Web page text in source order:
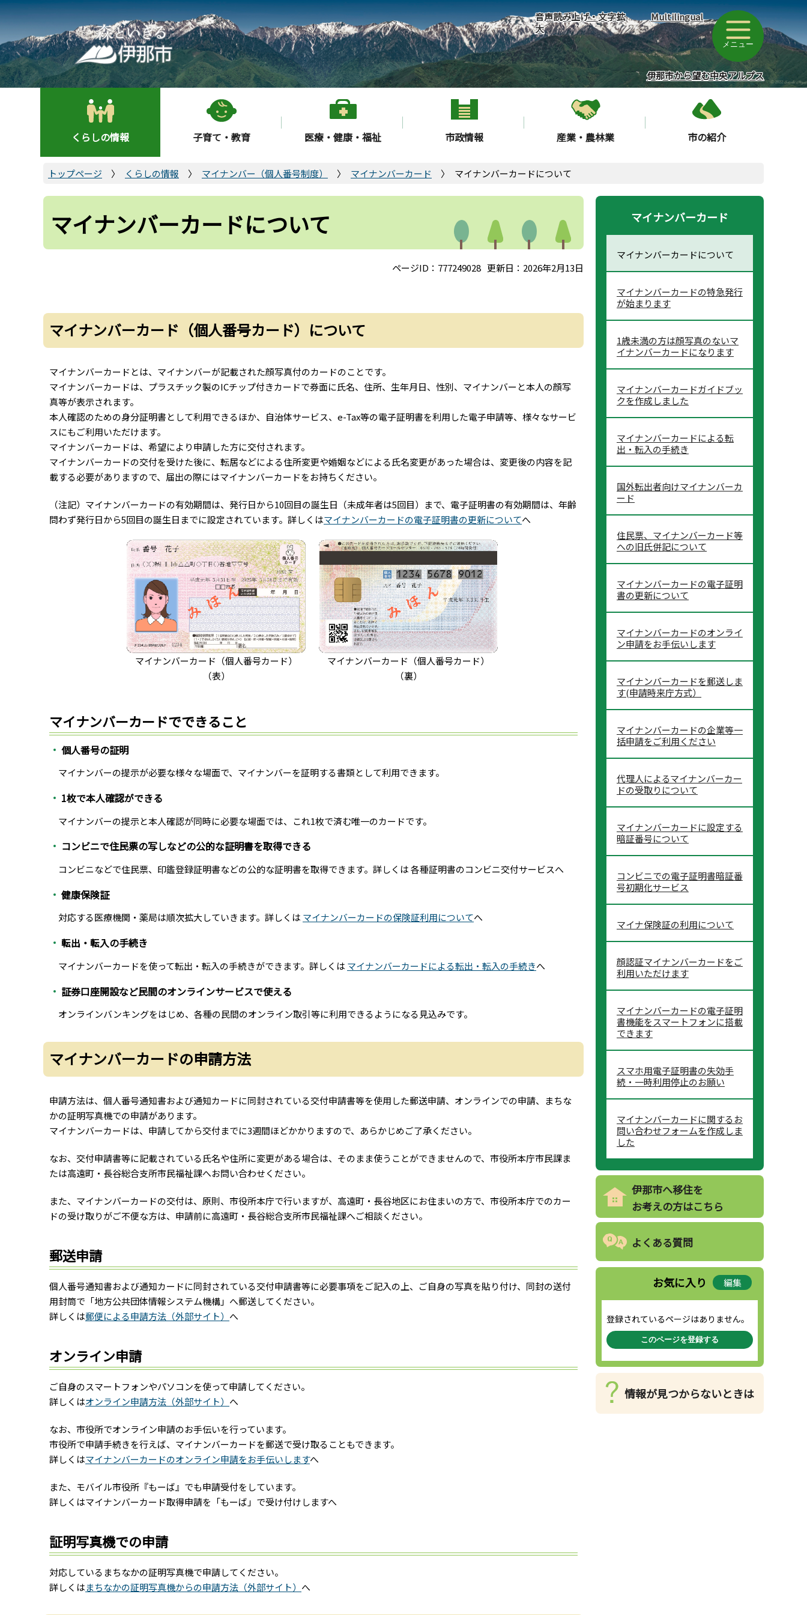
こ
の
ペ
ー
ジ
の
音声読み上げ・文字拡
大
Multilingual
メニュー
伊那市から望む中央アルプス
くらしの情報 子育て・教育 医療・健康・福祉 市政情報 産業・農林業 市の紹介
トップページ くらしの情報 マイナンバー（個人番号制度） マイナンバーカード マイナンバーカードについて
マイナンバーカードについて
ページID：777249028 更新日：2026年2月13日
マイナンバーカード（個人番号カード）について
マイナンバーカードとは、マイナンバーが記載された顔写真付のカードのことです。
マイナンバーカードは、プラスチック製のICチップ付きカードで券面に氏名、住所、生年月日、性別、マイナンバーと本人の顔写
真等が表示されます。
本人確認のための身分証明書として利用できるほか、自治体サービス、e-Tax等の電子証明書を利用した電子申請等、様々なサービ
スにもご利用いただけます。
マイナンバーカードは、希望により申請した方に交付されます。
マイナンバーカードの交付を受けた後に、転居などによる住所変更や婚姻などによる氏名変更があった場合は、変更後の内容を記
載する必要がありますので、届出の際にはマイナンバーカードをお持ちください。
（注記）マイナンバーカードの有効期間は、発行日から10回目の誕生日（未成年者は5回目）まで、電子証明書の有効期間は、年齢
問わず発行日から5回目の誕生日までに設定されています。詳しくはマイナンバーカードの電子証明書の更新についてへ
マイナンバーカード（個人番号カード）
（表）
マイナンバーカード（個人番号カード）
（裏）
マイナンバーカードでできること
個人番号の証明
マイナンバーの提示が必要な様々な場面で、マイナンバーを証明する書類として利用できます。
1枚で本人確認ができる
マイナンバーの提示と本人確認が同時に必要な場面では、これ1枚で済む唯一のカードです。
コンビニで住民票の写しなどの公的な証明書を取得できる
コンビニなどで住民票、印鑑登録証明書などの公的な証明書を取得できます。詳しくは 各種証明書のコンビニ交付サービスへ
健康保険証
対応する医療機関・薬局は順次拡大していきます。詳しくは マイナンバーカードの保険証利用についてへ
転出・転入の手続き
マイナンバーカードを使って転出・転入の手続きができます。詳しくは マイナンバーカードによる転出・転入の手続きへ
証券口座開設など民間のオンラインサービスで使える
オンラインバンキングをはじめ、各種の民間のオンライン取引等に利用できるようになる見込みです。
マイナンバーカードの申請方法
申請方法は、個人番号通知書および通知カードに同封されている交付申請書等を使用した郵送申請、オンラインでの申請、まちな
かの証明写真機での申請があります。
マイナンバーカードは、申請してから交付までに3週間ほどかかりますので、あらかじめご了承ください。
なお、交付申請書等に記載されている氏名や住所に変更がある場合は、そのまま使うことができませんので、市役所本庁市民課ま
たは高遠町・長谷総合支所市民福祉課へお問い合わせください。
また、マイナンバーカードの交付は、原則、市役所本庁で行いますが、高遠町・長谷地区にお住まいの方で、市役所本庁でのカー
ドの受け取りがご不便な方は、申請前に高遠町・長谷総合支所市民福祉課へご相談ください。
郵送申請
個人番号通知書および通知カードに同封されている交付申請書等に必要事項をご記入の上、ご自身の写真を貼り付け、同封の送付
用封筒で「地方公共団体情報システム機構」へ郵送してください。
詳しくは郵便による申請方法（外部サイト） へ
オンライン申請
ご自身のスマートフォンやパソコンを使って申請してください。
詳しくはオンライン申請方法（外部サイト） へ
なお、市役所でオンライン申請のお手伝いを行っています。
市役所で申請手続きを行えば、マイナンバーカードを郵送で受け取ることもできます。
詳しくはマイナンバーカードのオンライン申請をお手伝いしますへ
また、モバイル市役所『もーば』でも申請受付をしています。
詳しくはマイナンバーカード取得申請を「もーば」で受け付けしますへ
証明写真機での申請
対応しているまちなかの証明写真機で申請してください。
詳しくはまちなかの証明写真機からの申請方法（外部サイト） へ
マイナンバーカード
マイナンバーカードについて
マイナンバーカードの特急発行
が始まります
1歳未満の方は顔写真のないマ
イナンバーカードになります
マイナンバーカードガイドブッ
クを作成しました
マイナンバーカードによる転
出・転入の手続き
国外転出者向けマイナンバーカ
ード
住民票、マイナンバーカード等
への旧氏併記について
マイナンバーカードの電子証明
書の更新について
マイナンバーカードのオンライ
ン申請をお手伝いします
マイナンバーカードを郵送しま
す(申請時来庁方式）
マイナンバーカードの企業等一
括申請をご利用ください
代理人によるマイナンバーカー
ドの受取りについて
マイナンバーカードに設定する
暗証番号について
コンビニでの電子証明書暗証番
号初期化サービス
マイナ保険証の利用について
顔認証マイナンバーカードをご
利用いただけます
マイナンバーカードの電子証明
書機能をスマートフォンに搭載
できます
スマホ用電子証明書の失効手
続・一時利用停止のお願い
マイナンバーカードに関するお
問い合わせフォームを作成しま
した
伊那市へ移住を
お考えの方はこちら
よくある質問
お気に入り 編集
登録されているページはありません。
このページを登録する
情報が見つからないときは